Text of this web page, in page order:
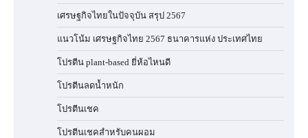
เศรษฐกิจไทยในปัจจุบัน สรุป 2567
แนวโน้ม เศรษฐกิจไทย 2567 ธนาคารแห่ง ประเทศไทย
โปรตีน plant-based ยี่ห้อไหนดี
โปรตีนลดน้ำหนัก
โปรตีนเชค
โปรตีนเชคสำหรับคนผอม